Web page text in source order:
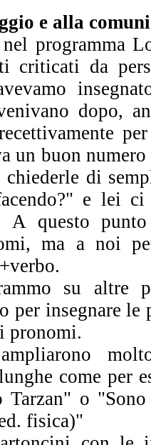
e alla
programma
criticati da
dopo,
un buon
chiederle di
e lei
A questo
ma a noi
su altre
per insegnare le
pronomi.
come per
o "Sono
fisica)"